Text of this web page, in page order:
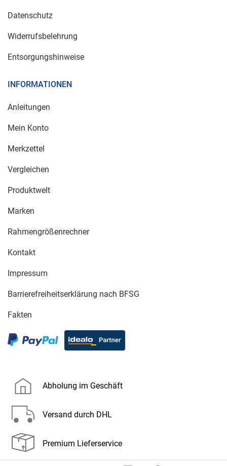
Datenschutz
Widerrufsbelehrung
Entsorgungshinweise
INFORMATIONEN
Anleitungen
Mein Konto
Merkzettel
Vergleichen
Produktwelt
Marken
Rahmengrößenrechner
Kontakt
Impressum
Barrierefreiheitserklärung nach BFSG
Fakten
Abholung im Geschäft
Versand durch DHL
Premium Lieferservice